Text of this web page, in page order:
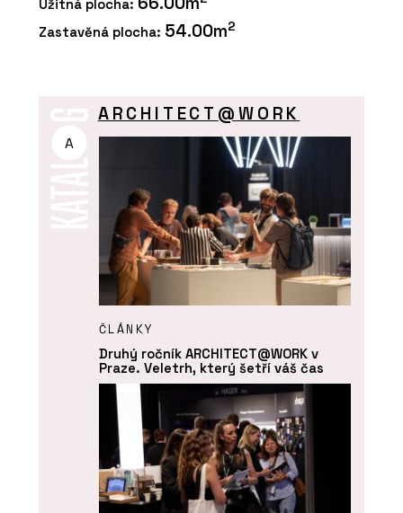
Užitná plocha:
Zastavěná plocha: 54.00m2
A
ARCHITECT@WORK
ČLÁNKY
Druhý ročník ARCHITECT@WORK v
Praze. Veletrh, který šetří váš čas